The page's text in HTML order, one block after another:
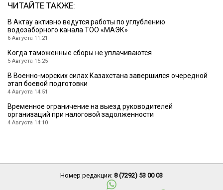
ЧИТАЙТЕ ТАКЖЕ:
В Актау активно ведутся работы по углублению
водозаборного канала ТОО «МАЭК»
6 Августа 11:21
Когда таможенные сборы не уплачиваются
5 Августа 15:25
В Военно-морских силах Казахстана завершился очередной
этап боевой подготовки
4 Августа 14:51
Временное ограничение на выезд руководителей
организаций при налоговой задолженности
4 Августа 14:10
Номер редакции: 8 (7292) 53 00 03